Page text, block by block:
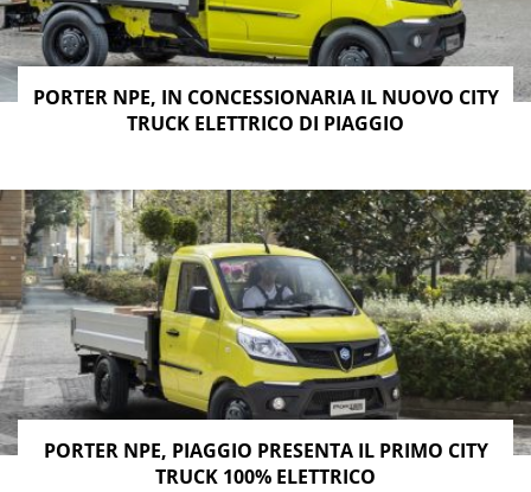
PORTER NPE, IN CONCESSIONARIA IL NUOVO CITY
TRUCK ELETTRICO DI PIAGGIO
PORTER NPE, PIAGGIO PRESENTA IL PRIMO CITY
TRUCK 100% ELETTRICO